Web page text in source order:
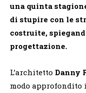
una quinta
di stupire con le
costruite,
progettazione.
L’architetto Danny
modo approfondito